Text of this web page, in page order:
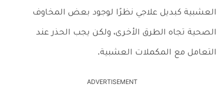
العشبية كبديل علاجي نظرًا لوجود بعض المخاوف
الصحية تجاه الطرق الأخرى، ولكن يجب الحذر عند
التعامل مع المكملات العشبية.
ADVERTISEMENT